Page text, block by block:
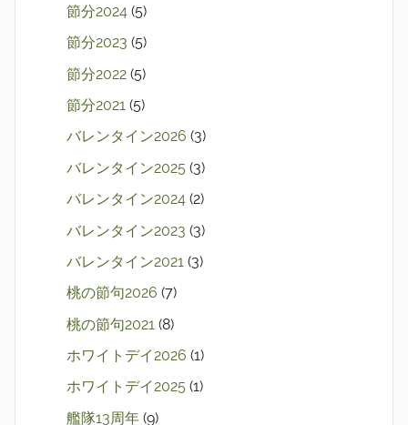
節分2024 (5)
節分2023 (5)
節分2022 (5)
節分2021 (5)
バレンタイン2026 (3)
バレンタイン2025 (3)
バレンタイン2024 (2)
バレンタイン2023 (3)
バレンタイン2021 (3)
桃の節句2026 (7)
桃の節句2021 (8)
ホワイトデイ2026 (1)
ホワイトデイ2025 (1)
艦隊13周年 (9)